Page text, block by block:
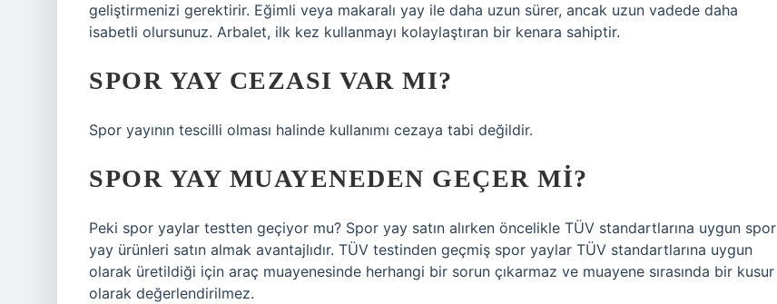
geliştirmenizi gerektirir. Eğimli veya makaralı yay ile daha uzun sürer, ancak uzun vadede daha
isabetli olursunuz. Arbalet, ilk kez kullanmayı kolaylaştıran bir kenara sahiptir.
SPOR YAY CEZASI VAR MI?
Spor yayının tescilli olması halinde kullanımı cezaya tabi değildir.
SPOR YAY MUAYENEDEN GEÇER MI?
Peki spor yaylar testten geçiyor mu? Spor yay satın alırken öncelikle TÜV standartlarına uygun spor
yay ürünleri satın almak avantajlıdır. TÜV testinden geçmiş spor yaylar TÜV standartlarına uygun
olarak üretildiği için araç muayenesinde herhangi bir sorun çıkarmaz ve muayene sırasında bir kusur
olarak değerlendirilmez.